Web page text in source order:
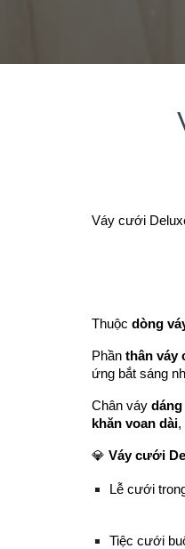
Váy cưới
Thuộc dòng
Phần thân váy
ứng bắt sáng
Chân váy
khăn voan dài,
💎 Váy cưới
Lễ cưới
Tiệc cưới